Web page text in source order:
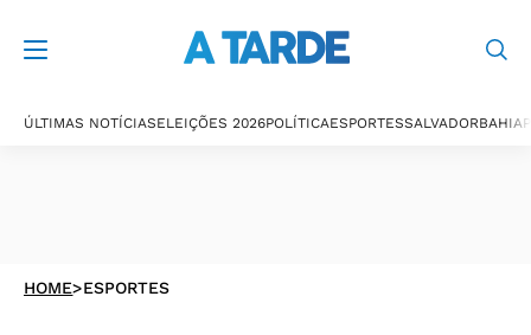
ÚLTIMAS NOTÍCIASELEIÇÕES 2026POLÍTICAESPORTESSALVADORBAHIA
HOME>ESPORTES